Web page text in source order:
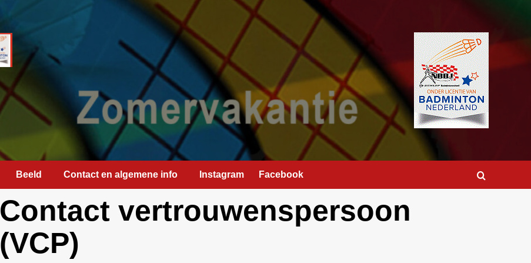
Beeld Contact en algemene info Instagram Facebook
Contact vertrouwenspersoon
(VCP)